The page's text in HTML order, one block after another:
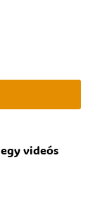
videós